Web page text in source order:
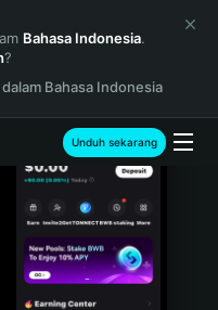
Bahasa Indonesia.
?
Bahasa Indonesia
Unduh sekarang